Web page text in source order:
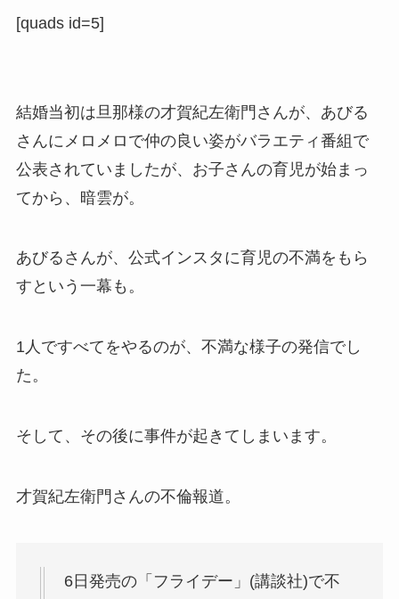
[quads id=5]
結婚当初は旦那様の才賀紀左衛門さんが、あびる
さんにメロメロで仲の良い姿がバラエティ番組で
公表されていましたが、お子さんの育児が始まっ
てから、暗雲が。
あびるさんが、公式インスタに育児の不満をもら
すという一幕も。
1人ですべてをやるのが、不満な様子の発信でし
た。
そして、その後に事件が起きてしまいます。
才賀紀左衛門さんの不倫報道。
6日発売の「フライデー」(講談社)で不